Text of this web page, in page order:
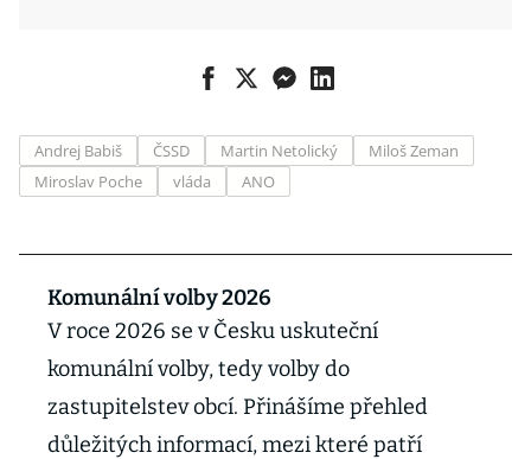
Andrej Babiš ČSSD Martin Netolický
Miloš Zeman
Miroslav Poche
vláda ANO
Komunální volby 2026
V roce 2026 se v Česku uskuteční
komunální volby, tedy volby do
zastupitelstev obcí. Přinášíme přehled
důležitých informací, mezi které patří